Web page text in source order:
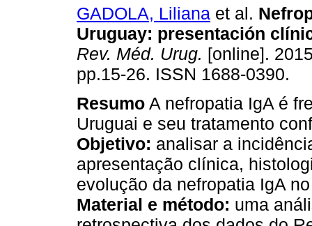
GADOLA, Liliana et al.
Uruguay: presentación
Rev. Méd. Urug. [online].
pp.15-26. ISSN 1688-0390.
Resumo A nefropatia IgA é
Uruguai e seu tratamento
Objetivo: analisar a
apresentação clínica,
evolução da nefropatia IgA
Material e método: uma